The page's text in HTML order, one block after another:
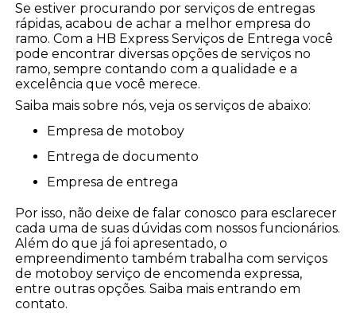
Se estiver procurando por serviços de entregas
rápidas, acabou de achar a melhor empresa do
ramo. Com a HB Express Serviços de Entrega você
pode encontrar diversas opções de serviços no
ramo, sempre contando com a qualidade e a
excelência que você merece.
Saiba mais sobre nós, veja os serviços de abaixo:
empresa de motoboy
entrega de documento
empresa de entrega
Por isso, não deixe de falar conosco para esclarecer
cada uma de suas dúvidas com nossos funcionários.
Além do que já foi apresentado, o
empreendimento também trabalha com serviços
de motoboy serviço de encomenda expressa,
entre outras opções. Saiba mais entrando em
contato.